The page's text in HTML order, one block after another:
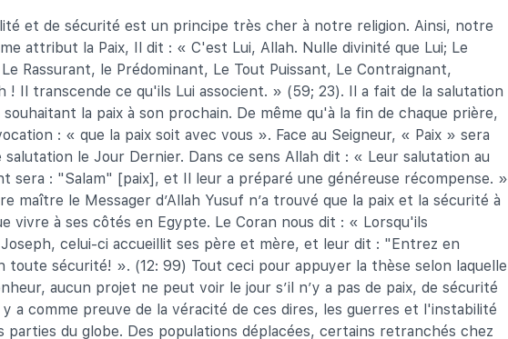
et de sécurité est un principe très cher à notre religion. Ainsi, notre
attribut la Paix, Il dit : « C'est Lui, Allah. Nulle divinité que Lui; Le
Rassurant, le Prédominant, Le Tout Puissant, Le Contraignant,
! Il transcende ce qu'ils Lui associent. » (59; 23). Il a fait de la salutation
la paix à son prochain. De même qu'à la fin de chaque prière,
: « que la paix soit avec vous ». Face au Seigneur, « Paix » sera
le Jour Dernier. Dans ce sens Allah dit : « Leur salutation au
sera : "Salam" [paix], et Il leur a préparé une généreuse récompense. »
maître le Messager d’Allah Yusuf n’a trouvé que la paix et la sécurité à
vivre à ses côtés en Egypte. Le Coran nous dit : « Lorsqu'ils
celui-ci accueillit ses père et mère, et leur dit : "Entrez en
toute sécurité! ». (12: 99) Tout ceci pour appuyer la thèse selon laquelle
aucun projet ne peut voir le jour s’il n’y a pas de paix, de sécurité
a comme preuve de la véracité de ces dires, les guerres et l'instabilité
parties du globe. Des populations déplacées, certains retranchés chez